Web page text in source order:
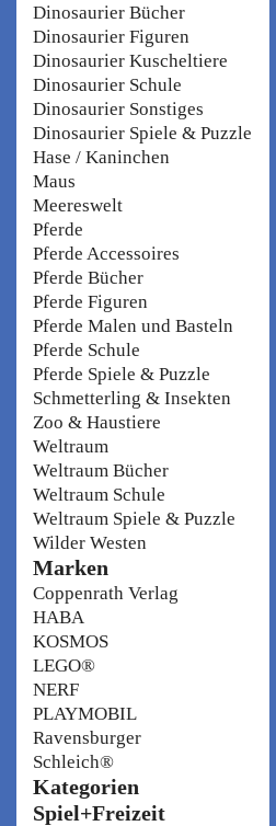
Dinosaurier Bücher
Dinosaurier Figuren
Dinosaurier Kuscheltiere
Dinosaurier Schule
Dinosaurier Sonstiges
Dinosaurier Spiele & Puzzle
Hase / Kaninchen
Maus
Meereswelt
Pferde
Pferde Accessoires
Pferde Bücher
Pferde Figuren
Pferde Malen und Basteln
Pferde Schule
Pferde Spiele & Puzzle
Schmetterling & Insekten
Zoo & Haustiere
Weltraum
Weltraum Bücher
Weltraum Schule
Weltraum Spiele & Puzzle
Wilder Westen
Marken
Coppenrath Verlag
HABA
KOSMOS
LEGO®
NERF
PLAYMOBIL
Ravensburger
Schleich®
Kategorien
Spiel+Freizeit